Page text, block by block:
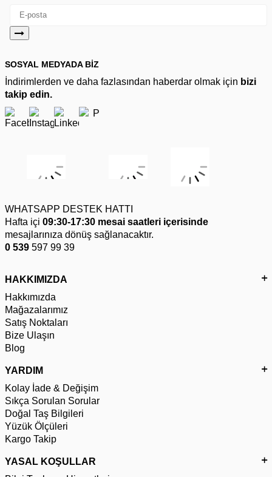
SOSYAL MEDYADA BİZ
İndirimlerden ve daha fazlasından haberdar olmak için bizi
takip edin.
WHATSAPP DESTEK HATTI
Hafta içi 09:30-17:30 mesai saatleri içerisinde
mesajlarınıza dönüş sağlanacaktır.
0 539 597 99 39
HAKKIMIZDA
Hakkımızda
Mağazalarımız
Satış Noktaları
Bize Ulaşın
Blog
YARDIM
Kolay İade & Değişim
Sıkça Sorulan Sorular
Doğal Taş Bilgileri
Yüzük Ölçüleri
Kargo Takip
YASAL KOŞULLAR